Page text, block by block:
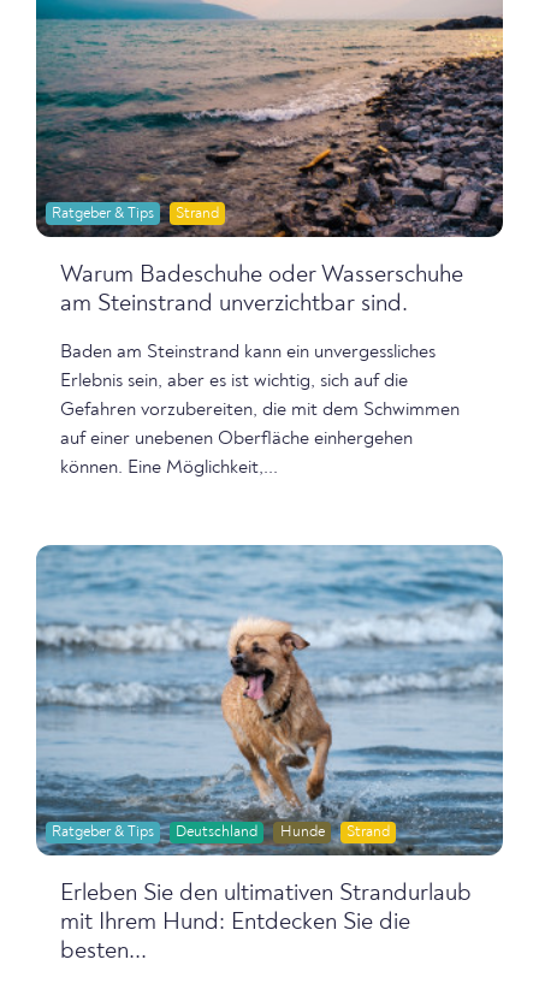
Ratgeber & Tips Strand
Warum Badeschuhe oder Wasserschuhe
am Steinstrand unverzichtbar sind.
Baden am Steinstrand kann ein unvergessliches
Erlebnis sein, aber es ist wichtig, sich auf die
Gefahren vorzubereiten, die mit dem Schwimmen
auf einer unebenen Oberfläche einhergehen
können. Eine Möglichkeit,...
Ratgeber & Tips Deutschland Hunde Strand
Erleben Sie den ultimativen Strandurlaub
mit Ihrem Hund: Entdecken Sie die
besten...